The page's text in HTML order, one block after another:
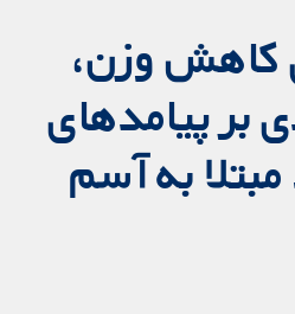
کاهش وزن،
بر پیامدهای
به آسم